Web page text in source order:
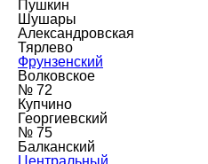
Пушкин
Шушары
Александровская
Тярлево
Фрунзенский
Волковское
№ 72
Купчино
Георгиевский
№ 75
Балканский
Центральный